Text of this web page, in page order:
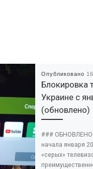
Опубликовано
Блокировка
Украине с
(обновлено)
### ОБНОВЛЕНО
начала января
«серых»